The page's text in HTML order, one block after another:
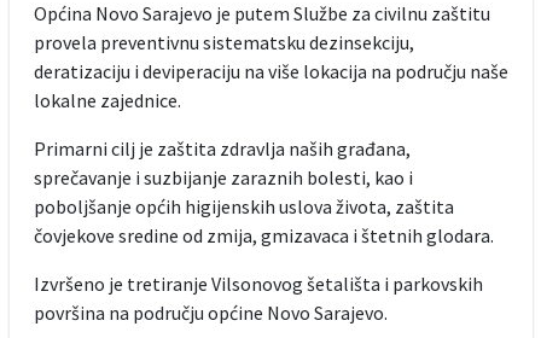
Općina Novo Sarajevo je putem Službe za civilnu zaštitu
provela preventivnu sistematsku dezinsekciju,
deratizaciju i deviperaciju na više lokacija na području naše
lokalne zajednice.
Primarni cilj je zaštita zdravlja naših građana,
sprečavanje i suzbijanje zaraznih bolesti, kao i
poboljšanje općih higijenskih uslova života, zaštita
čovjekove sredine od zmija, gmizavaca i štetnih glodara.
Izvršeno je tretiranje Vilsonovog šetališta i parkovskih
površina na području općine Novo Sarajevo.